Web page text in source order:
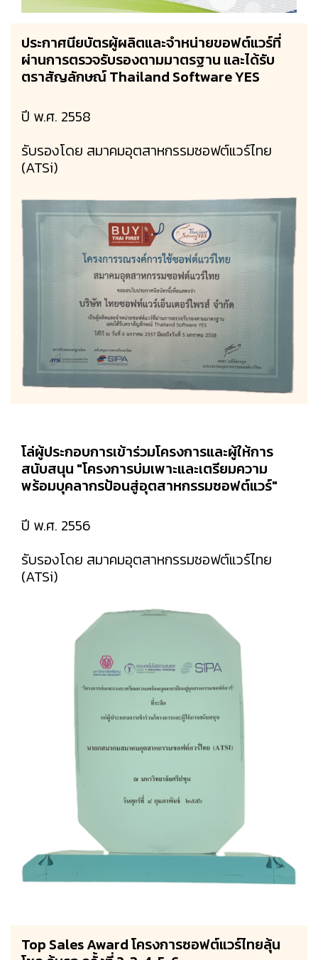
ประกาศนียบัตรผู้ผลิตและจำหน่ายขอฟต์แวร์ที่
ผ่านการตรวจรับรองตามมาตรฐาน และได้รับ
ตราสัญลักษณ์ Thailand Software YES
ปี พ.ศ. 2558
รับรองโดย สมาคมอุตสาหกรรมซอฟต์แวร์ไทย
(ATSi)
โล่ผู้ประกอบการเข้าร่วมโครงการและผู้ให้การ
สนับสนุน "โครงการบ่มเพาะและเตรียมความ
พร้อมบุคลากรป้อนสู่อุตสาหกรรมซอฟต์แวร์"
ปี พ.ศ. 2556
รับรองโดย สมาคมอุตสาหกรรมซอฟต์แวร์ไทย
(ATSi)
Top Sales Award โครงการซอฟต์แวร์ไทยลุ้น